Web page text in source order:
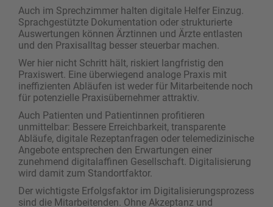
Auch im Sprechzimmer halten digitale Helfer Einzug.
Sprachgestützte Dokumentation oder strukturierte
Auswertungen können Ärztinnen und Ärzte entlasten
und den Praxisalltag besser steuerbar machen.
Wer hier nicht Schritt hält, riskiert langfristig den
Praxiswert. Eine überwiegend analoge Praxis mit
ineffizienten Abläufen ist weder für Mitarbeitende noch
für potenzielle Praxisübernehmer attraktiv.
Auch Patienten und Patientinnen profitieren
unmittelbar: Bessere Erreichbarkeit, transparente
Abläufe, digitale Rezeptanfragen oder telemedizinische
Angebote entsprechen den Erwartungen einer
zunehmend digitalaffinen Gesellschaft. Digitalisierung
wird damit zum Standortfaktor.
Der wichtigste Erfolgsfaktor im Digitalisierungsprozess
sind die Mitarbeitenden. Ohne Akzeptanz und